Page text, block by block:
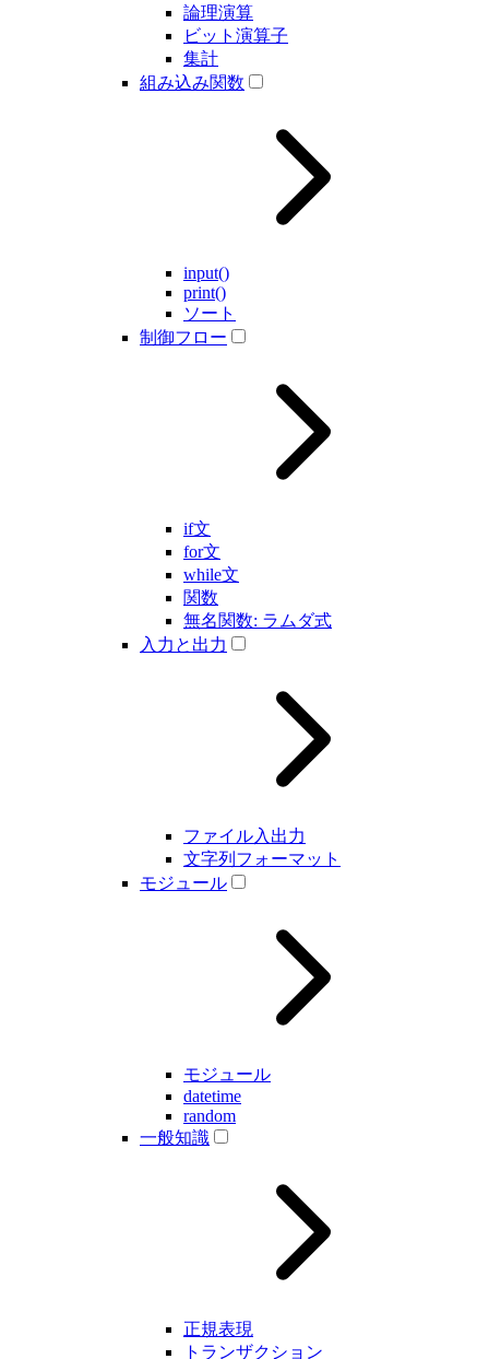
論理演算
ビット演算子
集計
組み込み関数
input()
print()
ソート
制御フロー
if文
for文
while文
関数
無名関数: ラムダ式
入力と出力
ファイル入出力
文字列フォーマット
モジュール
モジュール
datetime
random
一般知識
正規表現
トランザクション